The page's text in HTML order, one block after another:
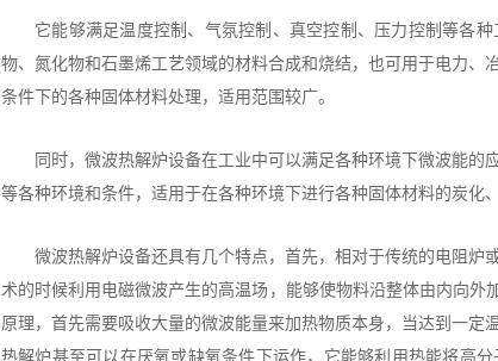
它能够满足温度控制、气氛控制、真空控制、压力控制等各
物、氮化物和石墨烯工艺领域的材料合成和烧结，也可用于电力
条件下的各种固体材料处理，适用范围较广。
同时，微波热解炉设备在工业中可以满足各种环境下微波能
等各种环境和条件，适用于在各种环境下进行各种固体材料的炭化
微波热解炉设备还具有几个特点，首先，相对于传统的电阻
术的时候利用电磁微波产生的高温场，能够使物料沿整体由内向
原理，首先需要吸收大量的微波能量来加热物质本身，当达到一
热解炉甚至可以在厌氧或缺氧条件下运作，它能够利用热能将高